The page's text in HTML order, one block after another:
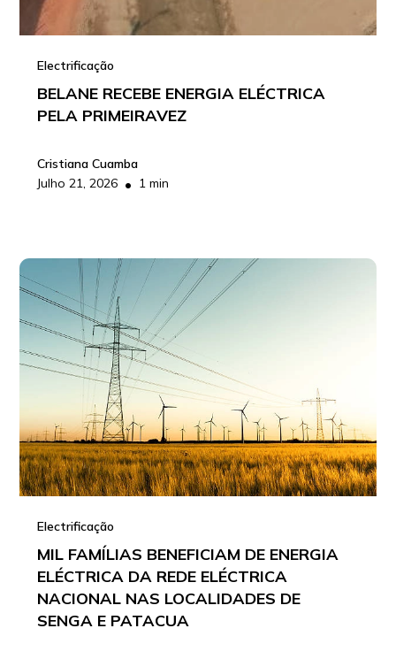
Electrificação
BELANE RECEBE ENERGIA ELÉCTRICA
PELA PRIMEIRAVEZ
Cristiana Cuamba
Julho 21, 2026 • 1 min
Electrificação
MIL FAMÍLIAS BENEFICIAM DE ENERGIA
ELÉCTRICA DA REDE ELÉCTRICA
NACIONAL NAS LOCALIDADES DE
SENGA E PATACUA